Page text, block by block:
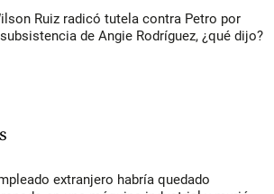
Ruiz radicó tutela contra Petro por
de Angie Rodríguez, ¿qué dijo?
extranjero habría quedado